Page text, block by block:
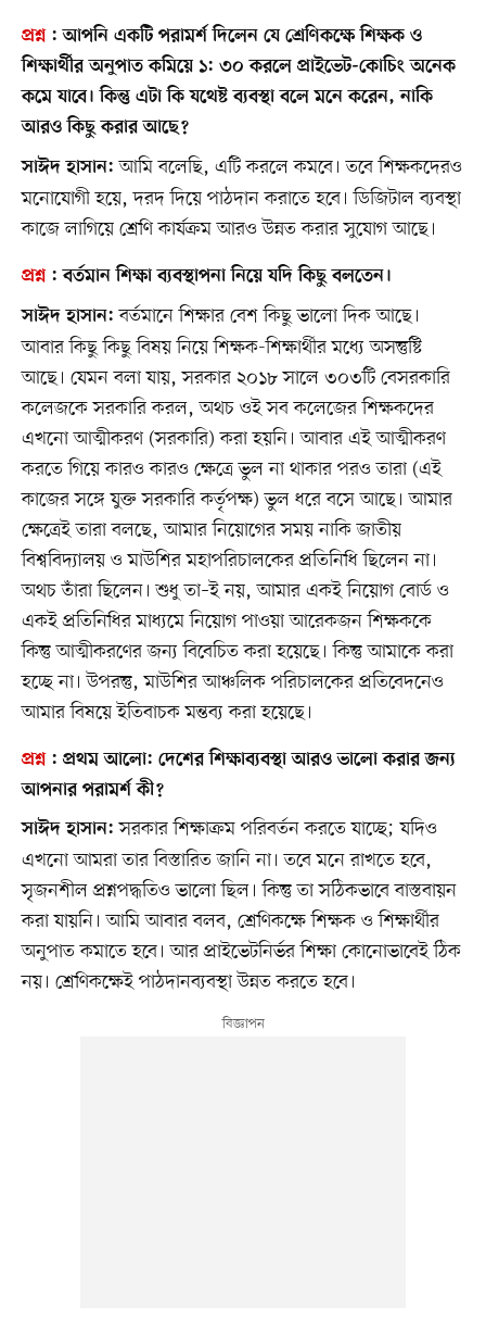
প্রশ্ন:আপনি একটি পরামর্শ দিলেন যে শ্রেণিকক্ষে শিক্ষক ও
শিক্ষার্থীর অনুপাত কমিয়ে ১: ৩০ করলে প্রাইভেট-কোচিং অনেক
কমে যাবে। কিন্তু এটা কি যথেষ্ট ব্যবস্থা বলে মনে করেন, নাকি
আরও কিছু করার আছে?
সাঈদ হাসান:আমি বলেছি, এটি করলে কমবে। তবে শিক্ষকদেরও
মনোযোগী হয়ে, দরদ দিয়ে পাঠদান করাতে হবে। ডিজিটাল ব্যবস্থা
কাজে লাগিয়ে শ্রেণি কার্যক্রম আরও উন্নত করার সুযোগ আছে।
প্রশ্ন:বর্তমান শিক্ষা ব্যবস্থাপনা নিয়ে যদি কিছু বলতেন।
সাঈদ হাসান: বর্তমানে শিক্ষার বেশ কিছু ভালো দিক আছে।
আবার কিছু কিছু বিষয় নিয়ে শিক্ষক-শিক্ষার্থীর মধ্যে অসন্তুষ্টি
আছে। যেমন বলা যায়, সরকার ২০১৮ সালে ৩০৩টি বেসরকারি
কলেজকে সরকারি করল, অথচ ওই সব কলেজের শিক্ষকদের
এখনো আত্মীকরণ (সরকারি) করা হয়নি। আবার এই আত্মীকরণ
করতে গিয়ে কারও কারও ক্ষেত্রে ভুল না থাকার পরও তারা (এই
কাজের সঙ্গে যুক্ত সরকারি কর্তৃপক্ষ) ভুল ধরে বসে আছে। আমার
ক্ষেত্রেই তারা বলছে, আমার নিয়োগের সময় নাকি জাতীয়
বিশ্ববিদ্যালয় ও মাউশির মহাপরিচালকের প্রতিনিধি ছিলেন না।
অথচ তাঁরা ছিলেন। শুধু তা–ই নয়, আমার একই নিয়োগ বোর্ড ও
একই প্রতিনিধির মাধ্যমে নিয়োগ পাওয়া আরেকজন শিক্ষককে
কিন্তু আত্মীকরণের জন্য বিবেচিত করা হয়েছে। কিন্তু আমাকে করা
হচ্ছে না। উপরন্তু, মাউশির আঞ্চলিক পরিচালকের প্রতিবেদনেও
আমার বিষয়ে ইতিবাচক মন্তব্য করা হয়েছে।
প্রশ্ন: প্রথম আলো: দেশের শিক্ষাব্যবস্থা আরও ভালো করার জন্য
আপনার পরামর্শ কী?
সাঈদ হাসান:সরকার শিক্ষাক্রম পরিবর্তন করতে যাচ্ছে; যদিও
এখনো আমরা তার বিস্তারিত জানি না। তবে মনে রাখতে হবে,
সৃজনশীল প্রশ্নপদ্ধতিও ভালো ছিল। কিন্তু তা সঠিকভাবে বাস্তবায়ন
করা যায়নি। আমি আবার বলব, শ্রেণিকক্ষে শিক্ষক ও শিক্ষার্থীর
অনুপাত কমাতে হবে। আর প্রাইভেটনির্ভর শিক্ষা কোনোভাবেই ঠিক
নয়। শ্রেণিকক্ষেই পাঠদানব্যবস্থা উন্নত করতে হবে।